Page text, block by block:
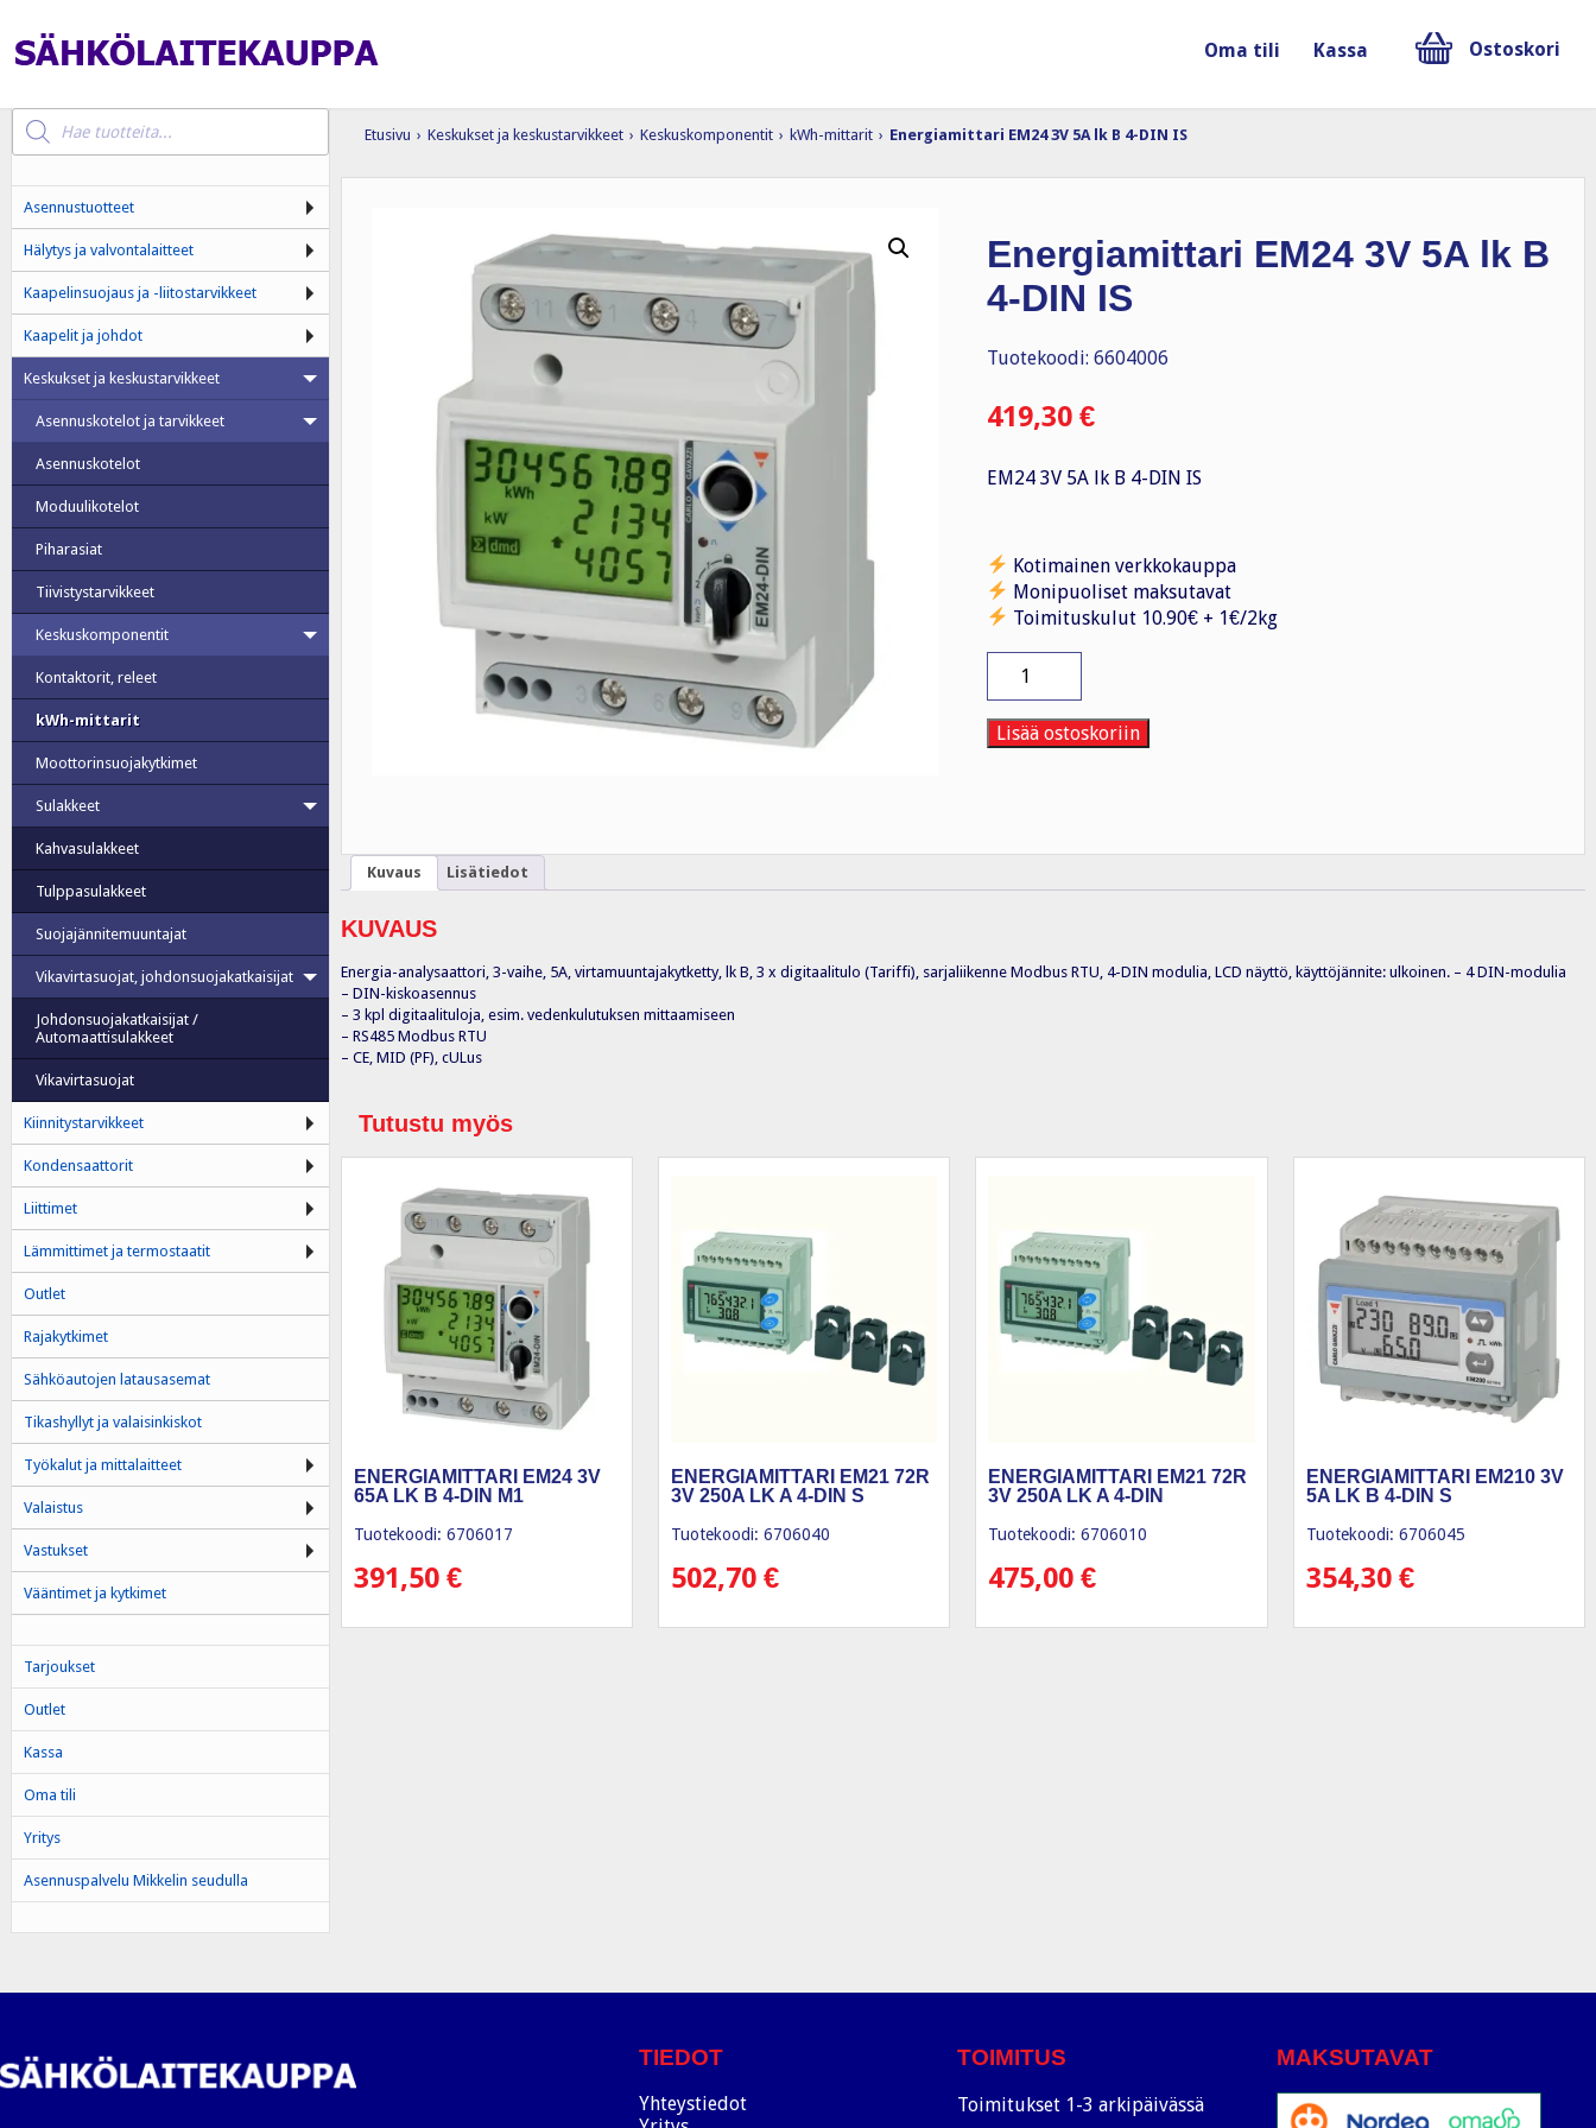
Oma tili Kassa Ostoskori
Etusivu › Keskukset ja keskustarvikkeet › Keskuskomponentit › kWh-mittarit › Energiamittari EM24 3V 5A lk B 4-DIN IS
Energiamittari EM24 3V 5A lk B
4-DIN IS
Tuotekoodi: 6604006
419,30 €
EM24 3V 5A lk B 4-DIN IS
Kotimainen verkkokauppa
Monipuoliset maksutavat
Toimituskulut 10.90€ + 1€/2kg
EM24
3V
5A
lk
Lisää ostoskoriin
Kuvaus Lisätiedot
KUVAUS
Energia-analysaattori, 3-vaihe, 5A, virtamuuntajakytketty, lk B, 3 x digitaalitulo (Tariffi), sarjaliikenne Modbus RTU, 4-DIN modulia, LCD näyttö, käyttöjännite: ulkoinen. – 4 DIN-modulia
– DIN-kiskoasennus
– 3 kpl digitaalituloja, esim. vedenkulutuksen mittaamiseen
– RS485 Modbus RTU
– CE, MID (PF), cULus
Tutustu myös
ENERGIAMITTARI EM24 3V
65A LK B 4-DIN M1
Tuotekoodi: 6706017
391,50 €
ENERGIAMITTARI EM21 72R
3V 250A LK A 4-DIN S
Tuotekoodi: 6706040
502,70€
ENERGIAMITTARI EM21 72R
3V 250A LK A 4-DIN
Tuotekoodi: 6706010
475,00€
ENERGIAMITTARI EM210 3V
5A LK B 4-DIN S
Tuotekoodi: 6706045
354,30 €
Products
search
Asennustuotteet
Hälytys ja valvontalaitteet
Kaapelinsuojaus ja -liitostarvikkeet
Kaapelit ja johdot
Keskukset ja keskustarvikkeet
Asennuskotelot ja tarvikkeet
Asennuskotelot
Moduulikotelot
Piharasiat
Tiivistystarvikkeet
Keskuskomponentit
Kontaktorit, releet
kWh-mittarit
Moottorinsuojakytkimet
Sulakkeet
Kahvasulakkeet
Tulppasulakkeet
Suojajännitemuuntajat
Vikavirtasuojat, johdonsuojakatkaisijat
Johdonsuojakatkaisijat /
Automaattisulakkeet
Vikavirtasuojat
Kiinnitystarvikkeet
Kondensaattorit
Liittimet
Lämmittimet ja termostaatit
Outlet
Rajakytkimet
Sähköautojen latausasemat
Tikashyllyt ja valaisinkiskot
Työkalut ja mittalaitteet
Valaistus
Vastukset
Vääntimet ja kytkimet
Tarjoukset
Outlet
Kassa
Oma tili
Yritys
Asennuspalvelu Mikkelin seudulla
TIEDOT
Yhteystiedot
TOIMITUS
Toimitukset 1-3 arkipäivässä
MAKSUTAVAT